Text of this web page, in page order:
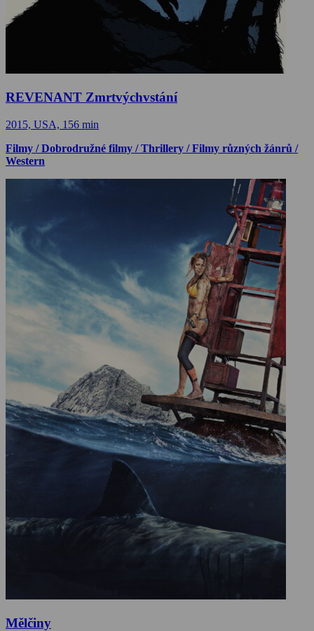
REVENANT Zmrtvýchvstání
2015, USA, 156 min
Filmy / Dobrodružné filmy / Thrillery / Filmy různých žánrů /
Western
Mělčiny